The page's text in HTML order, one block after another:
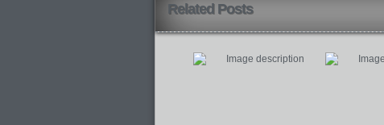
Related Posts